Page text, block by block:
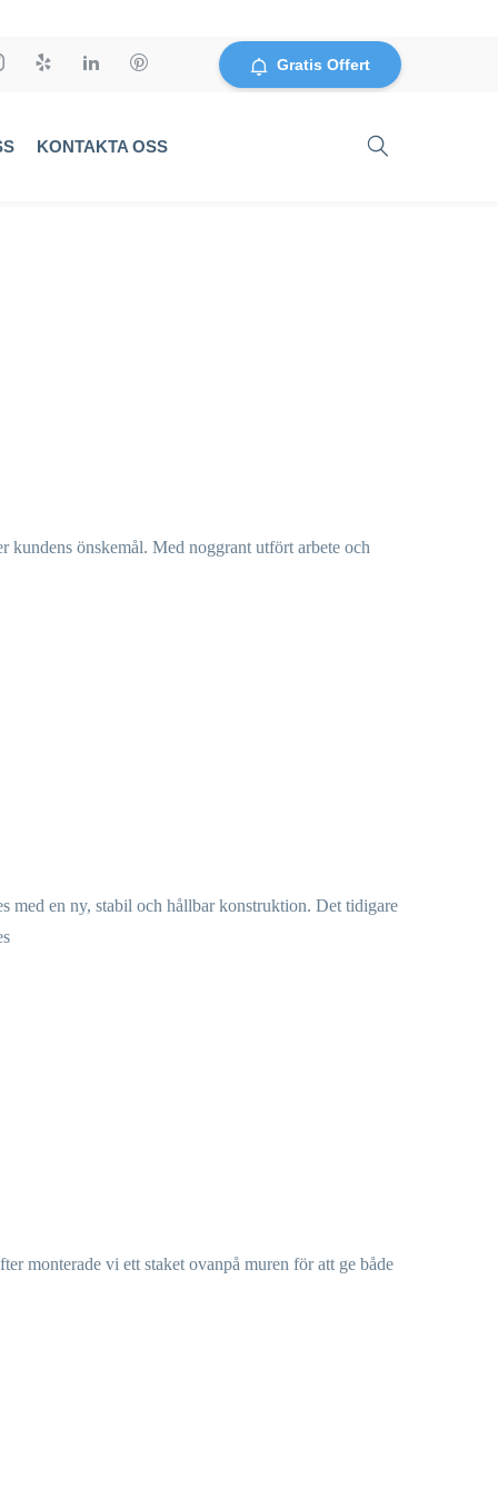
Gratis Offert
KONTAKTA OSS
kundens önskemål. Med noggrant utfört arbete och
med en ny, stabil och hållbar konstruktion. Det tidigare
monterade vi ett staket ovanpå muren för att ge både